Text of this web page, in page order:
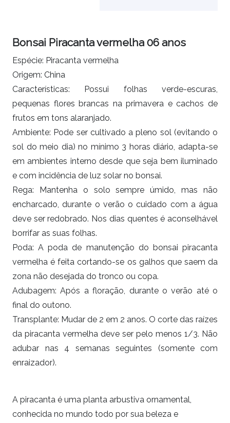
Bonsai Piracanta vermelha 06 anos
Espécie: Piracanta vermelha
Origem: China
Características: Possui folhas verde-escuras,
pequenas flores brancas na primavera e cachos de
frutos em tons alaranjado.
Ambiente: Pode ser cultivado a pleno sol (evitando o
sol do meio dia) no mínimo 3 horas diário, adapta-se
em ambientes interno desde que seja bem iluminado
e com incidência de luz solar no bonsai.
Rega: Mantenha o solo sempre úmido, mas não
encharcado, durante o verão o cuidado com a água
deve ser redobrado. Nos dias quentes é aconselhável
borrifar as suas folhas.
Poda: A poda de manutenção do bonsai piracanta
vermelha é feita cortando-se os galhos que saem da
zona não desejada do tronco ou copa.
Adubagem: Após a floração, durante o verão até o
final do outono.
Transplante: Mudar de 2 em 2 anos. O corte das raízes
da piracanta vermelha deve ser pelo menos 1/3. Não
adubar nas 4 semanas seguintes (somente com
enraizador).
A piracanta é uma planta arbustiva ornamental,
conhecida no mundo todo por sua beleza e